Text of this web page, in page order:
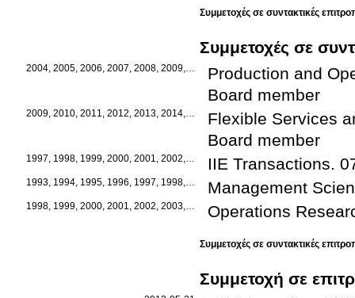
Συμμετοχές σε συντακτικές
Συμμετοχές σε
2004, 2005, 2006, 2007, 2008, 2009, 2010, 2011, 2012, 2013, 2014, 2015
Production and
Board member
2009, 2010, 2011, 2012, 2013, 2014, 2015Flexible Services
Board member
1997, 1998, 1999, 2000, 2001, 2002, 2003, 2004, 2005, 2006, 2007, 2008,
IIE Transactions
1993, 1994, 1995, 1996, 1997, 1998, 1999, 2000, 2001, 2002, 2003, 2004,
Management
1998, 1999, 2000, 2001, 2002, 2003, 2004, 2005, 2006
Operations
Συμμετοχές σε συντακτικές
Συμμετοχή σε